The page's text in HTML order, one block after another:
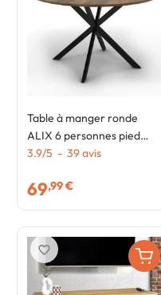
Table à manger ronde
ALIX 6 personnes pied
araignée noir et plateau
cm
3.9/5 - 39avis
69,99 €
favorite_border